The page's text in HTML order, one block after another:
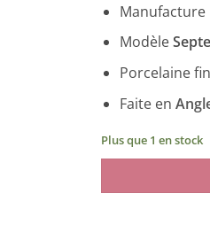
Manufacture
Modèle
Porcelaine
Faite en
Plus que 1 en stock